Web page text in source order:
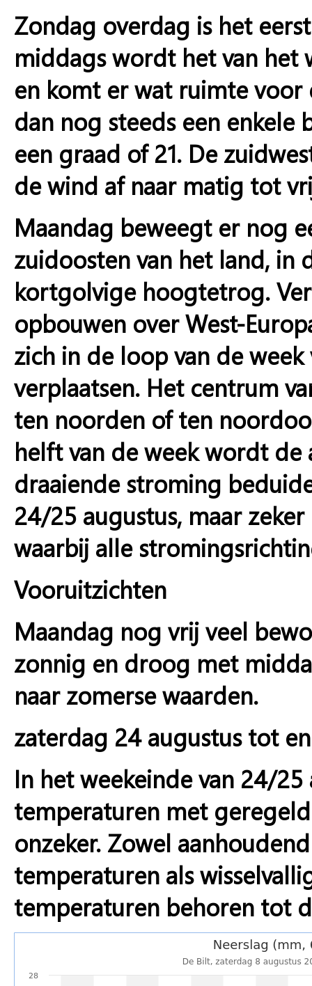
Zondag overdag is het
middags wordt het van het
en komt er wat ruimte voor
dan nog steeds een
een graad of 21. De
de wind af naar matig tot
Maandag beweegt er nog
zuidoosten van het land, in
kortgolvige hoogtetrog.
opbouwen over West-
zich in de loop van de
verplaatsen. Het centrum
ten noorden of ten
helft van de week wordt
draaiende stroming
24/25 augustus, maar
waarbij alle
Vooruitzichten
Maandag nog vrij veel
zonnig en droog met
naar zomerse waarden.
zaterdag 24 augustus tot
In het weekeinde van 24/
temperaturen met
onzeker. Zowel
temperaturen als
temperaturen behoren tot